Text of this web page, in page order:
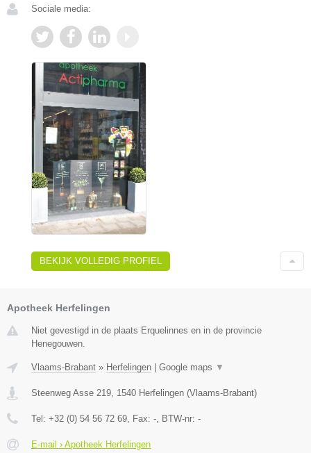
Sociale media:
BEKIJK VOLLEDIG PROFIEL
Apotheek Herfelingen
Niet gevestigd in de plaats Erquelinnes en in de provincie
Henegouwen.
Vlaams-Brabant » Herfelingen Google maps ▼
Steenweg Asse 219 1540 Herfelingen (Vlaams-Brabant)
Tel: +32 (0) 54 56 72 69 , Fax: - , BTW-nr: -
E-mail › Apotheek Herfelingen